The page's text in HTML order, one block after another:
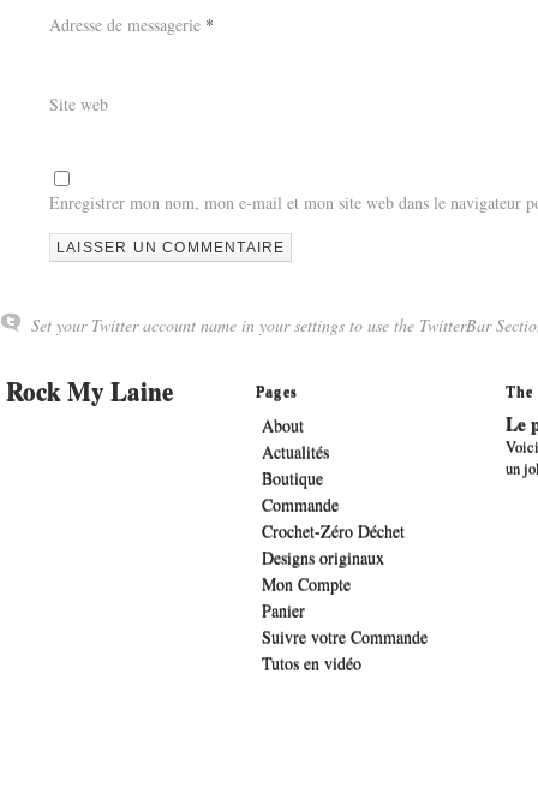
Adresse de messagerie *
Site web
Enregistrer mon nom, mon e-mail et mon site web dans le navigateur
Set your Twitter account name in your settings to use the TwitterBar
Rock My Laine Pages
About
Actualités
Boutique
Commande
Crochet-Zéro Déchet
Designs originaux
Mon Compte
Panier
Suivre votre Commande
Tutos en vidéo
The
Le
un